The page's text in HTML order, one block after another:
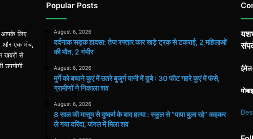
आपके लिए
और एक मंच,
खबरों से
उपयोगी
Popular Posts
August 6, 2026
दर्दनाक सड़क हादसा: तेज रफ्तार कार खड़े ट्रक से टकराई, 2 महिलाओं
की मौत, 2 गंभीर
August 6, 2026
मुर्गे को बचाने कुएं में उतरे बुजुर्ग पानी में डूबे : 30 फीट गहरे कुएं में फंसे,
ग्रामीणों ने निकाला शव
August 6, 2026
8 साल की मासूम से दुष्कर्म के बाद हत्या : स्कूल से “पापा बुला रहे” कहकर
ले गया दरिंदा, जंगल में मिला शव